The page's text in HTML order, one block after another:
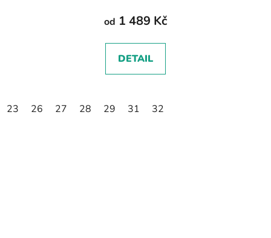
od 1 489 Kč
DETAIL
23 26 27 28 29 31 32